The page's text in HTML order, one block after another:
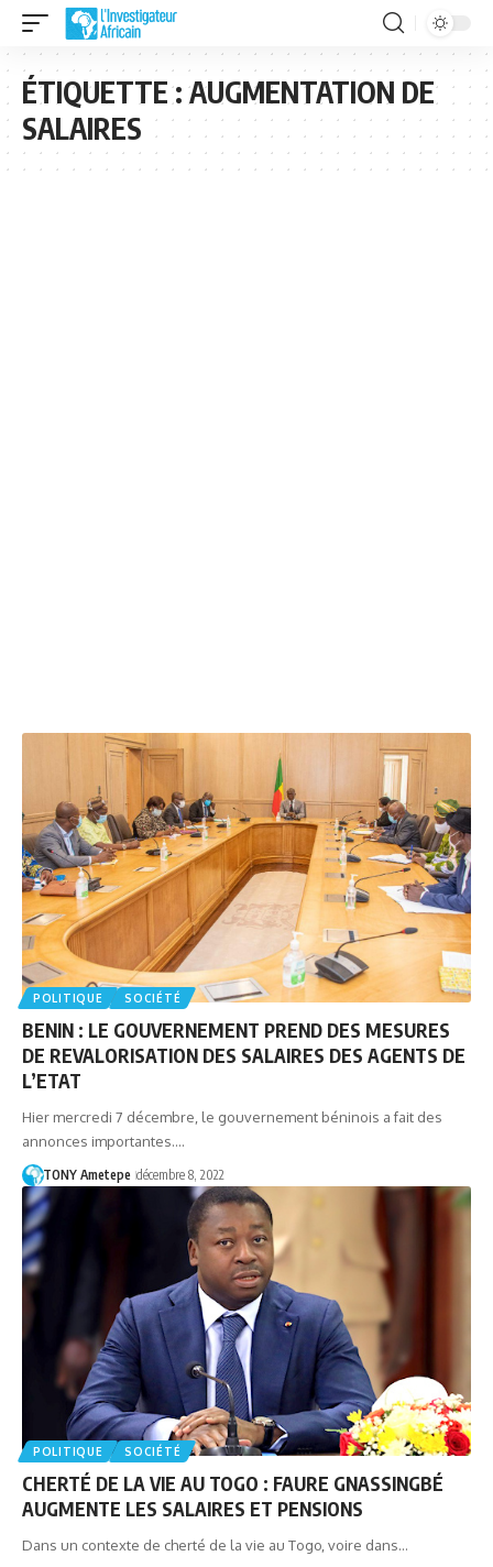
ÉTIQUETTE :AUGMENTATION DE
SALAIRES
POLITIQUE SOCIÉTÉ
BENIN : LE GOUVERNEMENT PREND DES MESURES
DE REVALORISATION DES SALAIRES DES AGENTS DE
L’ETAT
Hier mercredi 7 décembre, le gouvernement béninois a fait des
annonces importantes.…
TONY Ametepe décembre 8, 2022
POLITIQUE SOCIÉTÉ
CHERTÉ DE LA VIE AU TOGO : FAURE GNASSINGBÉ
AUGMENTE LES SALAIRES ET PENSIONS
Dans un contexte de cherté de la vie au Togo, voire dans…